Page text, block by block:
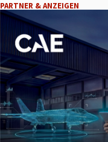
PARTNER & ANZEIGEN